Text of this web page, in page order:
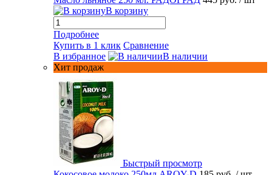
В корзину
Подробнее
Купить в 1 клик Сравнение
В избранное
В наличии
Хит продаж
Быстрый просмотр